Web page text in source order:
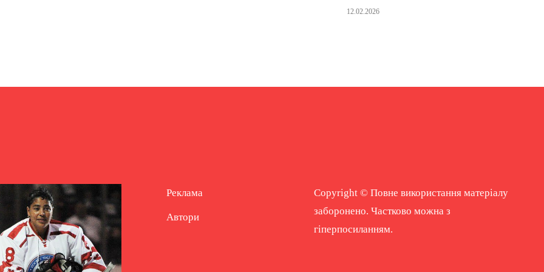
12.02.2026
Реклама
Автори
Copyright © Повне використання матеріалу
заборонено. Частково можна з
гіперпосиланням.